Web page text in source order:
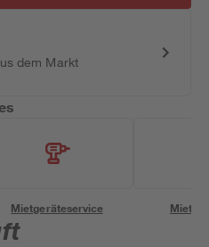
dem Markt
Mietgeräteservice